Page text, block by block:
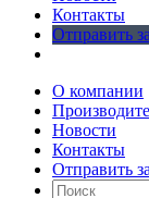
Контакты
Отправить
О компании
Новости
Контакты
Отправить